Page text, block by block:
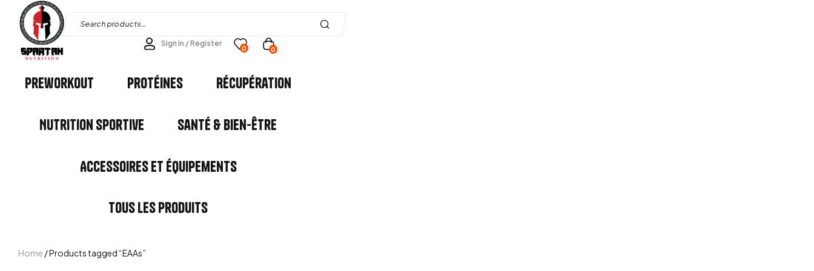
Sign In / Register
0 0
Preworkout Protéines Récupération
Nutrition Sportive Santé & Bien-être
Accessoires et Équipements
Tous les Produits
Home / Products tagged “EAAs”